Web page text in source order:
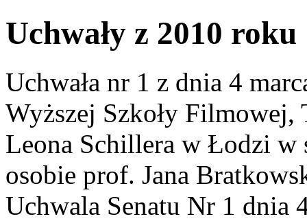
Uchwały z 2010 roku
Uchwała nr 1 z dnia 4
Wyższej Szkoły
Leona Schillera w Łodzi w
osobie prof. Jana
Uchwala Senatu Nr 1 dnia